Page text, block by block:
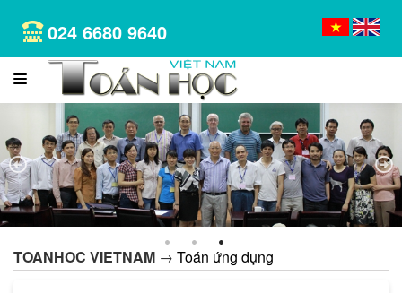
024 6680 9640
1 2
TOANHOC VIETNAM → Toán ứng dụng